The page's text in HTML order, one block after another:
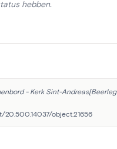
hebben.
- Kerk Sint-
20.500.14037/object.21656